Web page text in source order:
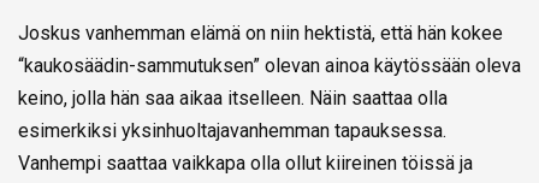
Joskus vanhemman elämä on niin hektistä, että hän kokee
“kaukosäädin-sammutuksen” olevan ainoa käytössään oleva
keino, jolla hän saa aikaa itselleen. Näin saattaa olla
esimerkiksi yksinhuoltajavanhemman tapauksessa.
Vanhempi saattaa vaikkapa olla ollut kiireinen töissä ja